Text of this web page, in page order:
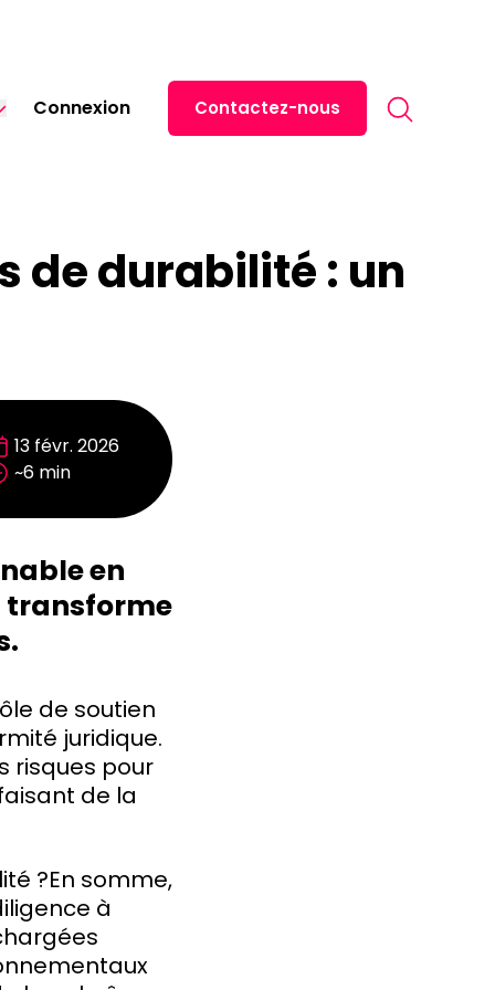
Connexion
Deutsch
Contactez-nous
de durabilité : un
13 févr. 2026
~6 min
en
transforme
de soutien
juridique.
risques pour
de la
?En somme,
à